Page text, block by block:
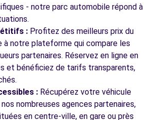
- notre parc automobile répond à
: Profitez des meilleurs prix du
à notre plateforme qui compare les
partenaires. Réservez en ligne en
et bénéficiez de tarifs transparents,
: Récupérez votre véhicule
nombreuses agences partenaires,
en centre-ville, en gare ou près